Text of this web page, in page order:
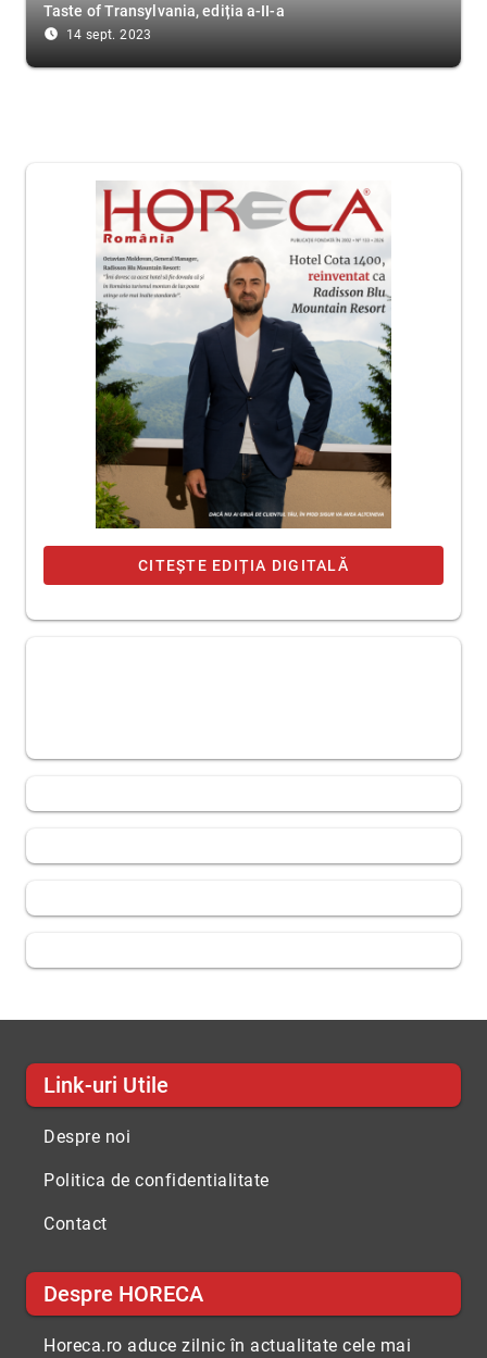
Taste of Transylvania, ediția a-II-a
access_time_filled 14 sept. 2023
CITEȘTE EDIȚIA DIGITALĂ
Link-uri Utile
Despre noi
Politica de confidentialitate
Contact
Despre HORECA
Horeca.ro aduce zilnic în actualitate cele mai